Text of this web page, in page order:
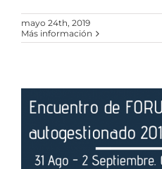
mayo 24th, 2019
Más información